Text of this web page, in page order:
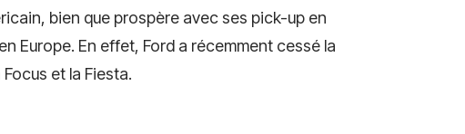
bien que prospère avec ses pick-up en
Europe. En effet, Ford a récemment cessé la
et la Fiesta.